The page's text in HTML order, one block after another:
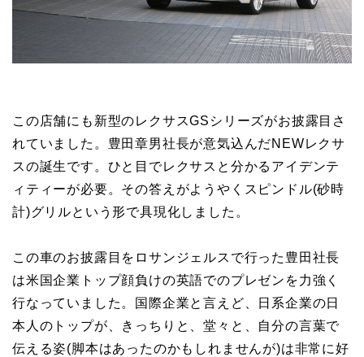
この店舗にも新型のレクサスGSシリーズがお披露目さ
れていました。豊田章男社長が意気込んだNEWレクサ
スの誕生です。ひと目でレクサスと分かるアイデンテ
ィティーが必要。その答えがようやくスピンドル(砂時
計)グリルという形で具現化しました。
この車のお披露目をロサンジェルスで行った豊田社長
は米国企業トップ顔負けの英語でのプレゼンを力強く
行なっていました。国際企業と言えど、日系企業の日
本人のトップが、きっちりと、堂々と、自分の言葉で
伝える姿(脚本はあったのかもしれませんが)は非常に好